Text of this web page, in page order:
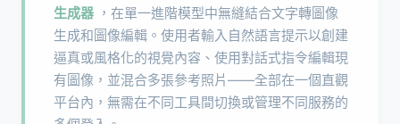
生成器 ，在單一進階模型中無縫結合文字轉圖像
生成和圖像編輯。使用者輸入自然語言提示以創建
逼真或風格化的視覺內容、使用對話式指令編輯現
有圖像，並混合多張參考照片——全部在一個直觀
平台內，無需在不同工具間切換或管理不同服務的